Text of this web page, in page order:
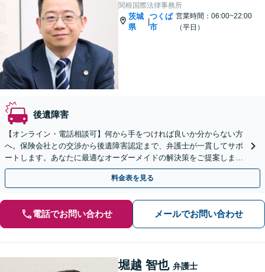
関根国際法律事務所
茨城
県
|
つくば
市
営業時間：06:00~22:00
（平日）
後遺障害
【オンライン・電話相談可】何から手をつければ良いか分からない方
へ。保険会社との交渉から後遺障害認定まで、弁護士が一貫してサポ
ートします。あなたに最適なオーダーメイドの解決策をご提案しま
す。まずはご相談ください。
料金表を見る
電話でお問い合わせ メールでお問い合わせ
堀越 智也 弁護士